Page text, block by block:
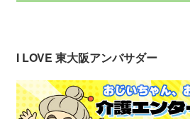
I LOVE 東大阪アンバサダー